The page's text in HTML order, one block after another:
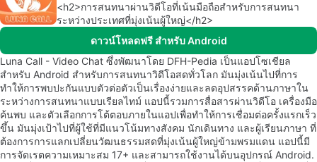
<h2>การสนทนาผ่านวิดีโอที่เน้นมือถือสำหรับการสนทนา
ระหว่างประเทศที่มุ่งเน้นผู้ใหญ่</h2>
ดาวน์โหลดฟรี สำหรับ Android
Luna Call - Video Chat ซึ่งพัฒนาโดย DFH-Pedia เป็นแอปโซเชียล
สำหรับ Android สำหรับการสนทนาวิดีโอสดทั่วโลก มันมุ่งเน้นไปที่การ
ทำให้การพบปะกันแบบตัวต่อตัวเป็นเรื่องง่ายและลดอุปสรรคด้านภาษาใน
ระหว่างการสนทนาแบบเรียลไทม์ แอปนี้รวมการสื่อสารผ่านวิดีโอ เครื่องมือ
ค้นพบ และตัวเลือกการโต้ตอบภายในแอปเพื่อทำให้การเชื่อมต่อครั้งแรกเร็ว
ขึ้น มันมุ่งเป้าไปที่ผู้ใช้ที่มีแนวโน้มทางสังคม นักเดินทาง และผู้เรียนภาษา ที่
ต้องการการแลกเปลี่ยนวัฒนธรรมสดที่มุ่งเน้นผู้ใหญ่ข้ามพรมแดน แอปนี้มี
การจัดเรตความเหมาะสม 17+ และสามารถใช้งานได้บนอุปกรณ์ Android.